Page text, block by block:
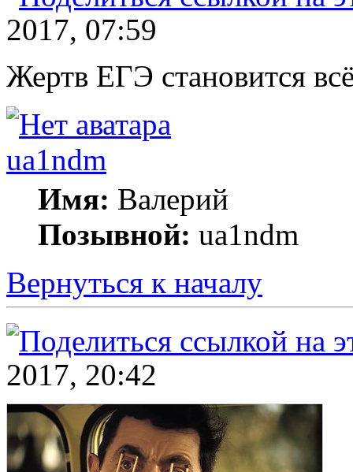
2017, 07:59
Жертв ЕГЭ становится
ua1ndm
Имя: Валерий
Позывной: ua1ndm
Вернуться к началу
2017, 20:42